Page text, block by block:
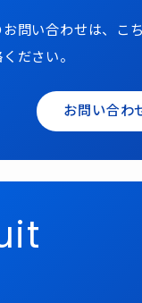
問い合わせは、こち
ださい。
お問い合わ